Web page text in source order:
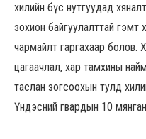
хилийн бүс нутгуудад
зохион байгуулалттай
чармайлт гаргахаар болов.
цагаачлал, хар тамхины
таслан зогсоохын тулд
Үндэсний гвардын 10